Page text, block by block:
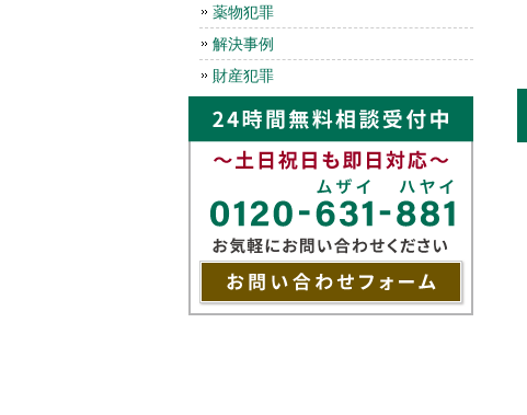
薬物犯罪
解決事例
財産犯罪